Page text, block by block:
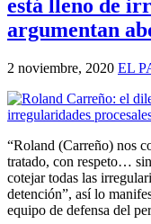
está lleno de
argumentan
2 noviembre, 2020 EL
“Roland (Carreño) nos
tratado, con respeto…
cotejar todas las
detención”, así lo
equipo de defensa del